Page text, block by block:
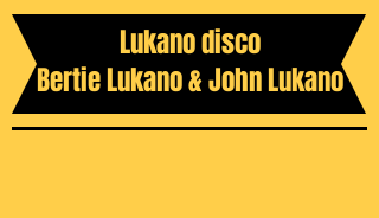
Lukano disco
Bertie Lukano & John Lukano